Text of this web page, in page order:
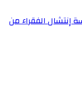
إنتشال الفقراء من